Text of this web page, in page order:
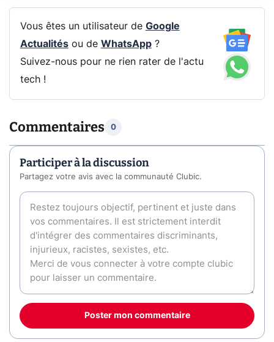
Vous êtes un utilisateur de Google
Actualitésou de WhatsApp?
Suivez-nous pour ne rien rater de l'actu
tech !
Commentaires 0
Participer à la discussion
Partagez votre avis avec la communauté Clubic.
Poster mon commentaire